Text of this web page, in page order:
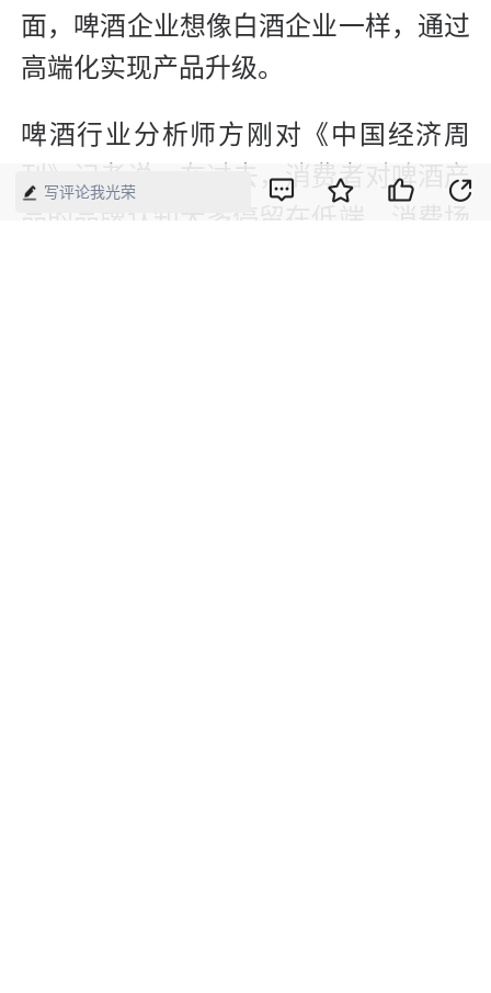
面，啤酒企业想像白酒企业一样，通过
高端化实现产品升级。
啤酒行业分析师方刚对《中国经济周
刊》记者说，在过去，消费者对啤酒产
品的品牌认知大多停留在低端，消费场
写评论我光荣